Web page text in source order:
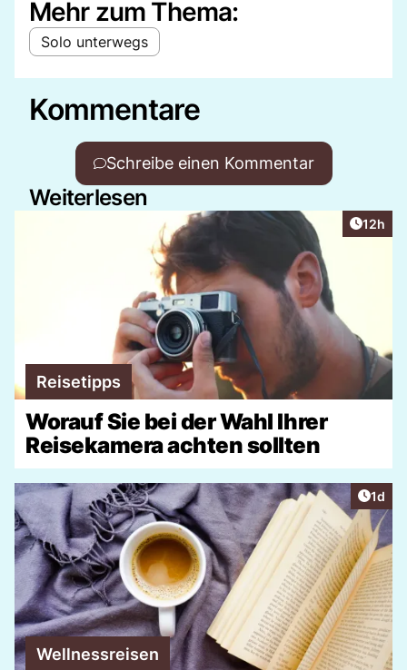
Mehr zum Thema:
Solo unterwegs
Kommentare
Schreibe einen Kommentar
Weiterlesen
Artikel
12h
Reisetipps
Worauf Sie bei der Wahl Ihrer
Reisekamera achten sollten
1d
Wellnessreisen